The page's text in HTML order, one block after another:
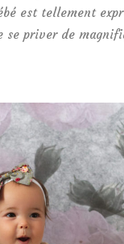
est tellement
se priver de